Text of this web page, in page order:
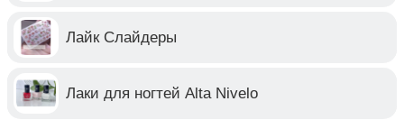
Лайк Слайдеры
Лаки для ногтей Alta Nivelo